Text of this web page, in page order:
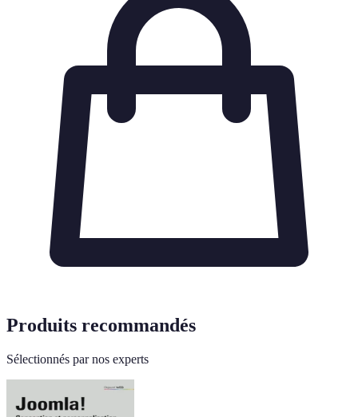
Produits recommandés
Sélectionnés par nos experts